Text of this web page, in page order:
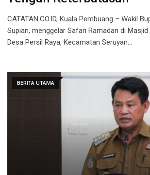
CATATAN.CO.ID, Kuala Pembuang – Wakil
Supian, menggelar Safari Ramadan di Masjid
Desa Persil Raya, Kecamatan Seruyan…
BERITA UTAMA